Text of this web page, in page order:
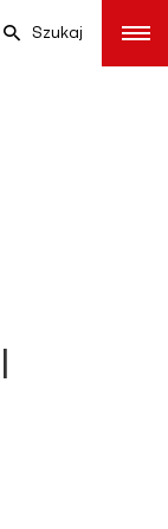
Szukaj